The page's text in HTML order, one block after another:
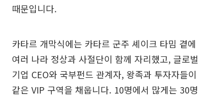
때문입니다.
카타르 개막식에는 카타르 군주 셰이크 타밈 곁에
여러 나라 정상과 사절단이 함께 자리했고, 글로벌
기업 CEO와 국부펀드 관계자, 왕족과 투자자들이
같은 VIP 구역을 채웁니다. 10명에서 많게는 30명